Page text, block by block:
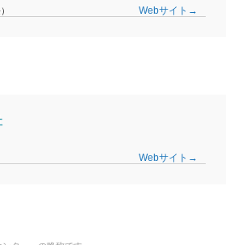
Webサイト→
Webサイト→